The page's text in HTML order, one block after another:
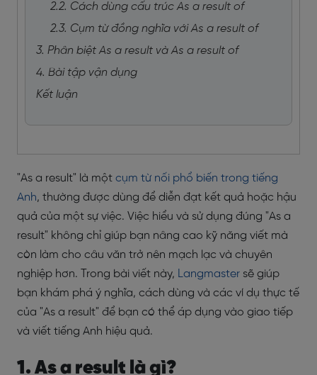
2.2. Cách dùng cấu trúc As a result of
2.3. Cụm từ đồng nghĩa với As a result of
3. Phân biệt As a result và As a result of
4. Bài tập vận dụng
Kết luận
"As a result" là một cụm từ nối phổ biến trong tiếng
Anh, thường được dùng để diễn đạt kết quả hoặc hậu
quả của một sự việc. Việc hiểu và sử dụng đúng "As a
result" không chỉ giúp bạn nâng cao kỹ năng viết mà
còn làm cho câu văn trở nên mạch lạc và chuyên
nghiệp hơn. Trong bài viết này, Langmaster sẽ giúp
bạn khám phá ý nghĩa, cách dùng và các ví dụ thực tế
của "As a result" để bạn có thể áp dụng vào giao tiếp
và viết tiếng Anh hiệu quả.
1. As a result là gì?